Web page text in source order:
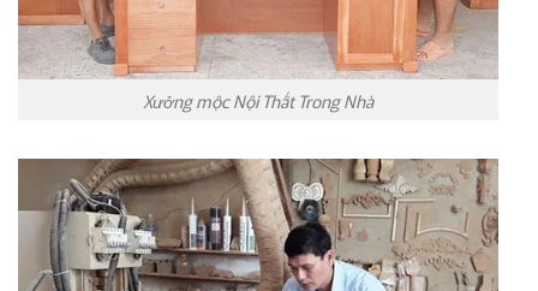
Xưởng mộc Nội Thất Trong Nhà